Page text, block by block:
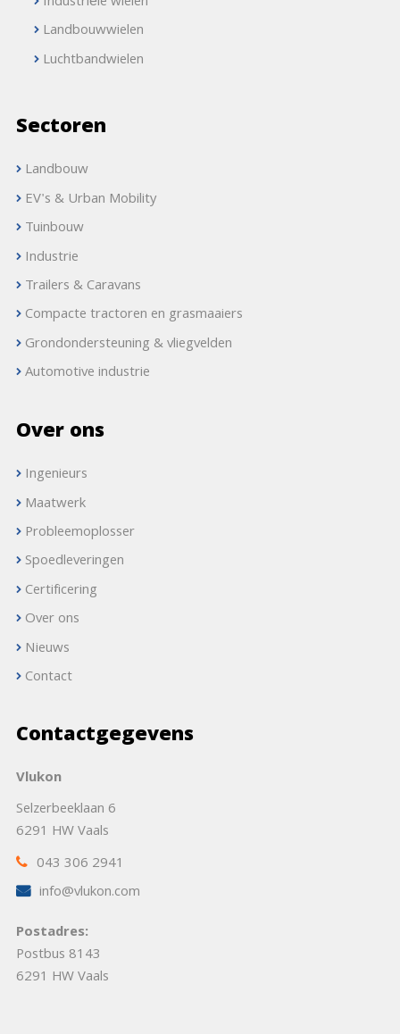
Landbouwwielen
Luchtbandwielen
Sectoren
Landbouw
EV's & Urban Mobility
Tuinbouw
Industrie
Trailers & Caravans
Compacte tractoren en grasmaaiers
Grondondersteuning & vliegvelden
Automotive industrie
Over ons
Ingenieurs
Maatwerk
Probleemoplosser
Spoedleveringen
Certificering
Over ons
Nieuws
Contact
Contactgegevens
Vlukon
Selzerbeeklaan 6
6291 HW Vaals
043 306 2941
info@vlukon.com
Postadres:
Postbus 8143
6291 HW Vaals